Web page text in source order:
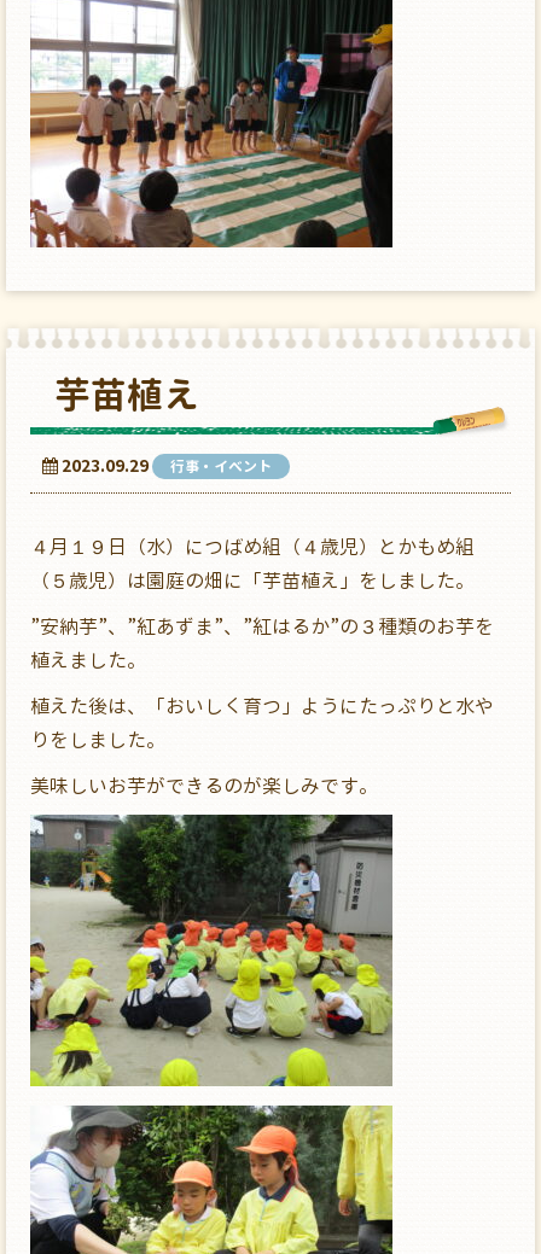
芋苗植え
2023.09.29 行事・イベント
４月１９日（水）につばめ組（４歳児）とかもめ組
（５歳児）は園庭の畑に「芋苗植え」をしました。
”安納芋”、”紅あずま”、”紅はるか”の３種類のお芋を
植えました。
植えた後は、「おいしく育つ」ようにたっぷりと水や
りをしました。
美味しいお芋ができるのが楽しみです。